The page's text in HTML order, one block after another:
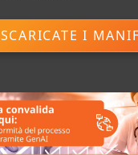
SCARICATE I